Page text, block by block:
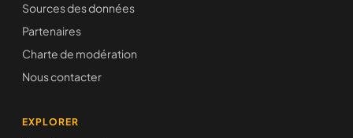
Sources des données
Partenaires
Charte de modération
Nous contacter
EXPLORER